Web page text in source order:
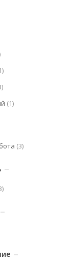
(1)
(3)